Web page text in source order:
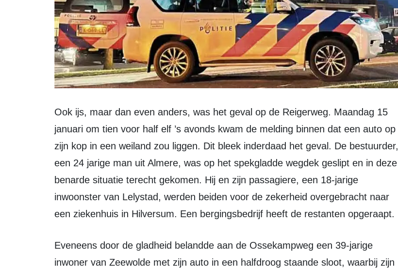
Ook ijs, maar dan even anders, was het geval op de Reigerweg. Maandag 15
januari om tien voor half elf ’s avonds kwam de melding binnen dat een auto op
zijn kop in een weiland zou liggen. Dit bleek inderdaad het geval. De bestuurder,
een 24 jarige man uit Almere, was op het spekgladde wegdek geslipt en in deze
benarde situatie terecht gekomen. Hij en zijn passagiere, een 18-jarige
inwoonster van Lelystad, werden beiden voor de zekerheid overgebracht naar
een ziekenhuis in Hilversum. Een bergingsbedrijf heeft de restanten opgeraapt.
Eveneens door de gladheid belandde aan de Ossekampweg een 39-jarige
inwoner van Zeewolde met zijn auto in een halfdroog staande sloot, waarbij zijn